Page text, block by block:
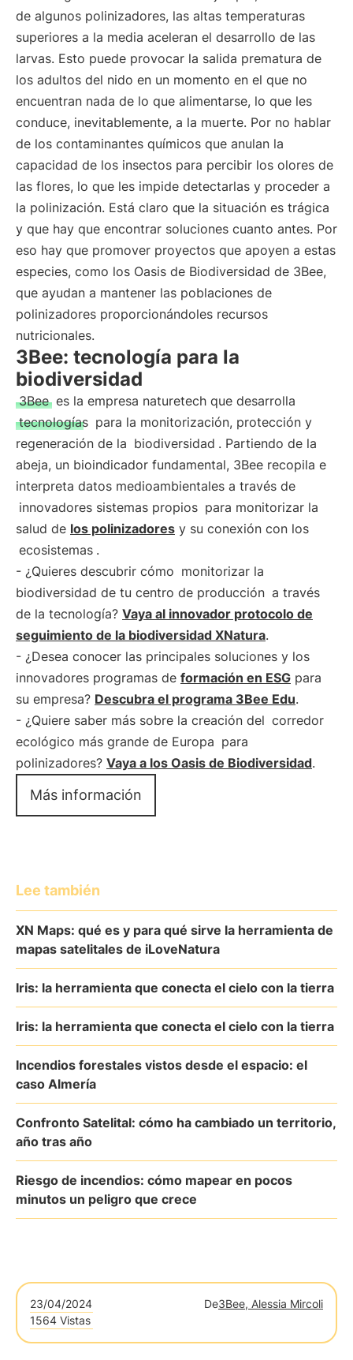
de algunos polinizadores, las altas temperaturas
superiores a la media aceleran el desarrollo de las
larvas. Esto puede provocar la salida prematura de
los adultos del nido en un momento en el que no
encuentran nada de lo que alimentarse, lo que les
conduce, inevitablemente, a la muerte. Por no hablar
de los contaminantes químicos que anulan la
capacidad de los insectos para percibir los olores de
las flores, lo que les impide detectarlas y proceder a
la polinización. Está claro que la situación es trágica
y que hay que encontrar soluciones cuanto antes. Por
eso hay que promover proyectos que apoyen a estas
especies, como los Oasis de Biodiversidad de 3Bee,
que ayudan a mantener las poblaciones de
polinizadores proporcionándoles recursos
nutricionales.
3Bee: tecnología para la
biodiversidad
3Bee es la empresa naturetech que desarrolla
tecnologías para la monitorización, protección y
regeneración de la biodiversidad . Partiendo de la
abeja, un bioindicador fundamental, 3Bee recopila e
interpreta datos medioambientales a través de
innovadores sistemas propios para monitorizar la
salud de los polinizadores y su conexión con los
ecosistemas .
- ¿Quieres descubrir cómo monitorizar la
biodiversidad de tu centro de producción a través
de la tecnología? Vaya al innovador protocolo de
seguimiento de la biodiversidad XNatura.
- ¿Desea conocer las principales soluciones y los
innovadores programas de formación en ESG para
su empresa? Descubra el programa 3Bee Edu.
- ¿Quiere saber más sobre la creación del corredor
ecológico más grande de Europa para
polinizadores? Vaya a los Oasis de Biodiversidad.
Más información
Lee también
XN Maps: qué es y para qué sirve la herramienta de
mapas satelitales de iLoveNatura
Iris: la herramienta que conecta el cielo con la tierra
Iris: la herramienta que conecta el cielo con la tierra
Incendios forestales vistos desde el espacio: el
caso Almería
Confronto Satelital: cómo ha cambiado un territorio,
año tras año
Riesgo de incendios: cómo mapear en pocos
minutos un peligro que crece
23/04/2024 De3Bee, Alessia Mircoli
1564 Vistas